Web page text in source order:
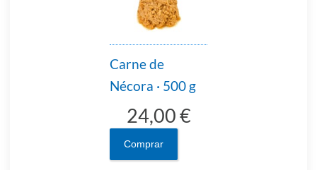
Carne de
Nécora · 500 g
24,00 €
Comprar